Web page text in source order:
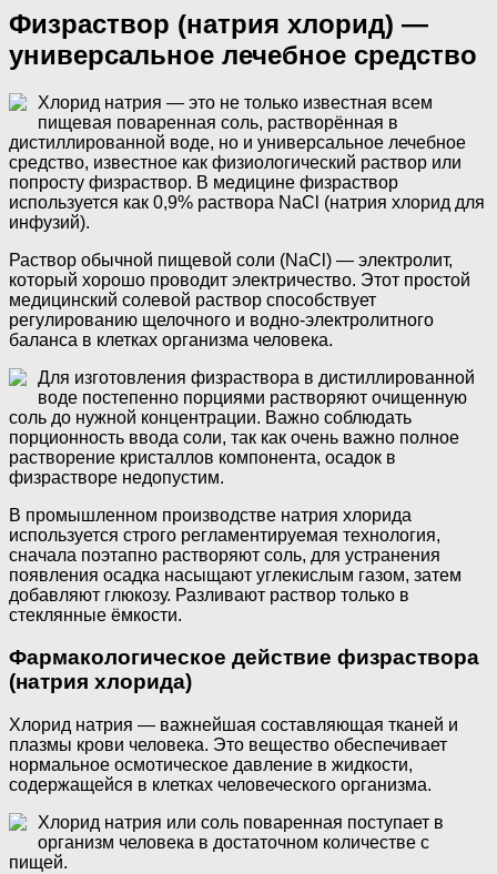
Физраствор (натрия хлорид) —
универсальное лечебное средство
Хлорид натрия — это не только известная всем
пищевая поваренная соль, растворённая в
дистиллированной воде, но и универсальное лечебное
средство, известное как физиологический раствор или
попросту физраствор. В медицине физраствор
используется как 0,9% раствора NaCl (натрия хлорид для
инфузий).
Раствор обычной пищевой соли (NaCl) — электролит,
который хорошо проводит электричество. Этот простой
медицинский солевой раствор способствует
регулированию щелочного и водно-электролитного
баланса в клетках организма человека.
Для изготовления физраствора в дистиллированной
воде постепенно порциями растворяют очищенную
соль до нужной концентрации. Важно соблюдать
порционность ввода соли, так как очень важно полное
растворение кристаллов компонента, осадок в
физрастворе недопустим.
В промышленном производстве натрия хлорида
используется строго регламентируемая технология,
сначала поэтапно растворяют соль, для устранения
появления осадка насыщают углекислым газом, затем
добавляют глюкозу. Разливают раствор только в
стеклянные ёмкости.
Фармакологическое действие физраствора
(натрия хлорида)
Хлорид натрия — важнейшая составляющая тканей и
плазмы крови человека. Это вещество обеспечивает
нормальное осмотическое давление в жидкости,
содержащейся в клетках человеческого организма.
Хлорид натрия или соль поваренная поступает в
организм человека в достаточном количестве с
пищей.